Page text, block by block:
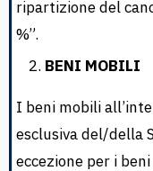
ripartizione del
%”.
BENI MOBILI
I beni mobili
esclusiva del/
eccezione per i